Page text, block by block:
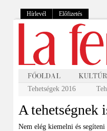
Hírlevél Előfizetés
Tehetségek 2016
A tehetségnek
Nem elég kiemelni és